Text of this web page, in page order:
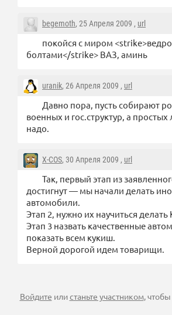
begemoth, 25 Апреля 2009 , url
покойся с миром
болтами</strike> ВАЗ, аминь
uranik, 26 Апреля 2009 , url
Давно пора, пусть собирают
военных и гос.структур, а
надо.
X-COS, 30 Апреля 2009 , url
Так, первый этап из
достигнут — мы начали делать
автомобили.
Этап 2, нужно их научиться делать
Этап 3 назвать качественные
показать всем кукиш.
Верной дорогой идем товарищи.
Войдите илистаньте участником,